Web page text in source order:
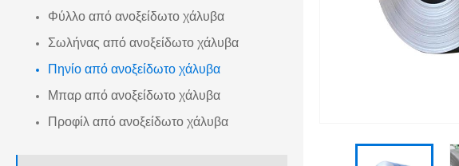
Φύλλο από ανοξείδωτο χάλυβα
Σωλήνας από ανοξείδωτο χάλυβα
Πηνίο από ανοξείδωτο χάλυβα
Μπαρ από ανοξείδωτο χάλυβα
Προφίλ από ανοξείδωτο χάλυβα